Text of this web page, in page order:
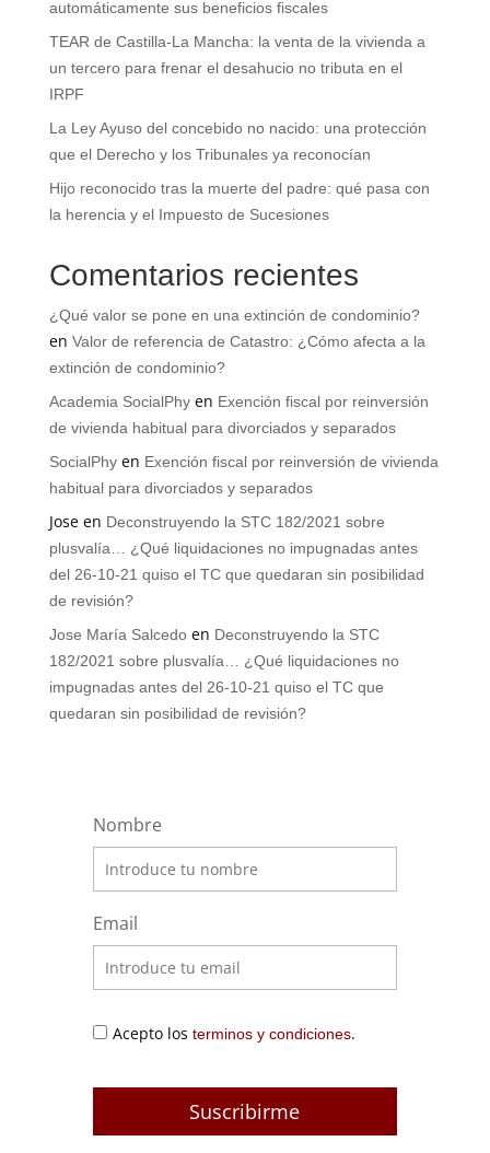
automáticamente sus beneficios fiscales
TEAR de Castilla-La Mancha: la venta de la vivienda a
un tercero para frenar el desahucio no tributa en el
IRPF
La Ley Ayuso del concebido no nacido: una protección
que el Derecho y los Tribunales ya reconocían
Hijo reconocido tras la muerte del padre: qué pasa con
la herencia y el Impuesto de Sucesiones
Comentarios recientes
¿Qué valor se pone en una extinción de condominio?
en Valor de referencia de Catastro: ¿Cómo afecta a la
extinción de condominio?
Academia SocialPhyen Exención fiscal por reinversión
de vivienda habitual para divorciados y separados
SocialPhyen Exención fiscal por reinversión de vivienda
habitual para divorciados y separados
Joseen Deconstruyendo la STC 182/2021 sobre
plusvalía… ¿Qué liquidaciones no impugnadas antes
del 26-10-21 quiso el TC que quedaran sin posibilidad
de revisión?
Jose María Salcedoen Deconstruyendo la STC
182/2021 sobre plusvalía… ¿Qué liquidaciones no
impugnadas antes del 26-10-21 quiso el TC que
quedaran sin posibilidad de revisión?
Nombre
Email
Acepto los terminos y condiciones.